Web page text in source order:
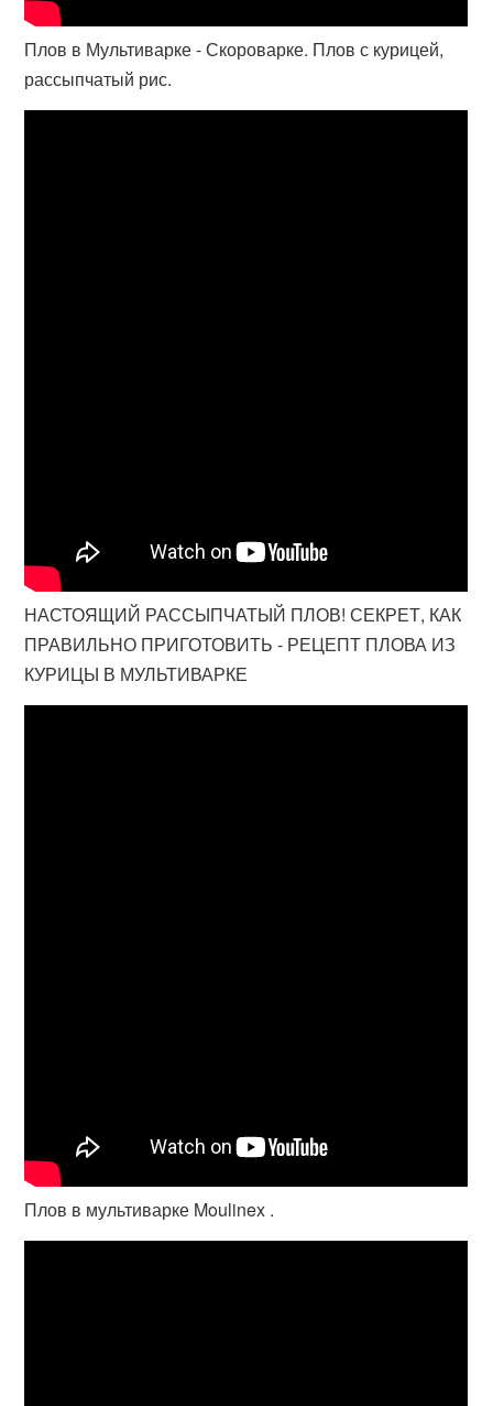
Плов в Мультиварке - Скороварке. Плов с курицей,
рассыпчатый рис.
НАСТОЯЩИЙ РАССЫПЧАТЫЙ ПЛОВ! СЕКРЕТ, КАК
ПРАВИЛЬНО ПРИГОТОВИТЬ - РЕЦЕПТ ПЛОВА ИЗ
КУРИЦЫ В МУЛЬТИВАРКЕ
Плов в мультиварке Moulinex .